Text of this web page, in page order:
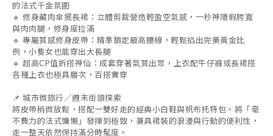
的法式千金氛圍
🔹 修身藏肉傘擺長裙：立體剪裁營造輕盈空氣感，一秒神隱假胯寬
與肉肉腿，修身度拉滿
🔹 專屬質感修身皮帶：精準鎖定最高腰線，輕鬆掐出完美黃金比
例，小隻女也能穿出大長腿
🔹 超高CP值拆搭神仙：成套穿著氣質出眾，上衣配牛仔褲或長裙搭
各種上衣也極具層次，百搭實穿
📌 城市微旅行／週末街頭探索
將皮帶稍微放鬆，搭配一雙好走的經典小白鞋與帆布托特包。將「毫
不費力的法式慵懶」發揮到極致，兼具裙裝的浪漫與行動的便利性，
走一整天依然保持滿分時髦度。